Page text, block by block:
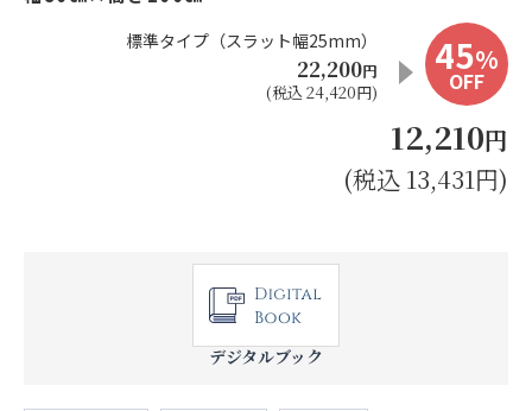
標準タイプ（スラット幅25mm）
22,200円
(税込 24,420円)
45%
OFF
12,210円
(税込 13,431円)
デジタルブック